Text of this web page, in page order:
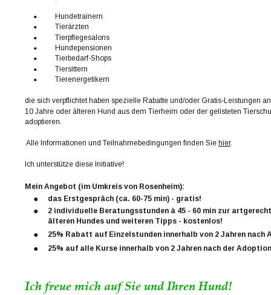
•
    Hundetrainern
•
    Tierärzten
•
    Tierpflegesalons
•
    Hundepensionen
•
    Tierbedarf-Shops
•
    Tiersittern
•
    Tierenergetikern
die sich verpflichtet haben spezielle Rabatte und/oder Gratis-Leistungen
10 Jahre oder älteren Hund aus dem Tierheim oder der gelisteten
adoptieren.
Alle Informationen und Teilnahmebedingungen finden Sie hier.
Ich unterstütze diese Initiative!
Mein Angebot (im Umkreis von Rosenheim):
•
das Erstgespräch (ca. 60-75 min) - gratis!
•
2 individuelle Beratungsstunden à 45 - 60 min zur
älteren Hundes und weiteren Tipps - kostenlos!
•
25% Rabatt auf Einzelstunden innerhalb von 2 Jahren nach
•
25% auf alle Kurse innerhalb von 2 Jahren nach der Adoption
Ich freue mich auf Sie und Ihren Hund!